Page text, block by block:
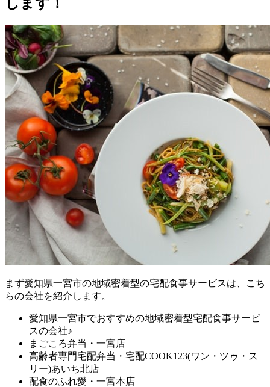
まず愛知県一宮市の地域密着型の宅配食事サービスは、こち
らの会社を紹介します。
愛知県一宮市でおすすめの地域密着型宅配食事サービ
スの会社♪
まごころ弁当・一宮店
高齢者専門宅配弁当・宅配COOK123(ワン・ツゥ・ス
リー)あいち北店
配食のふれ愛・一宮本店